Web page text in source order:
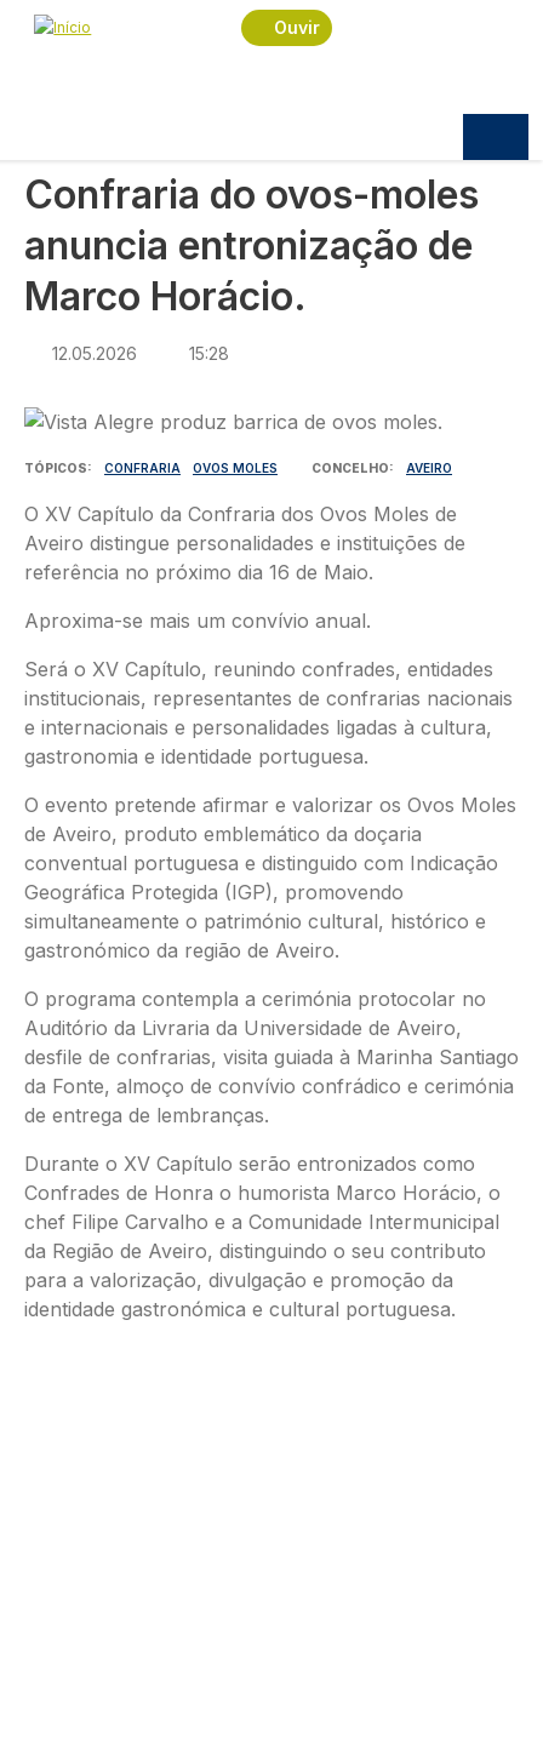
Passar para o conteúdo principal
Ouvir
Navegação estrutural
Início
Sociedade
Confraria do ovos-moles anuncia entronização de
Confraria do ovos-moles
anuncia entronização de
Marco Horácio.
12.05.2026 15:28
Imagem
TÓPICOS CONFRARIA OVOS MOLES CONCELHO AVEIRO
O XV Capítulo da Confraria dos Ovos Moles de
Aveiro distingue personalidades e instituições de
referência no próximo dia 16 de Maio.
Aproxima-se mais um convívio anual.
Será o XV Capítulo, reunindo confrades, entidades
institucionais, representantes de confrarias nacionais
e internacionais e personalidades ligadas à cultura,
gastronomia e identidade portuguesa.
O evento pretende afirmar e valorizar os Ovos Moles
de Aveiro, produto emblemático da doçaria
conventual portuguesa e distinguido com Indicação
Geográfica Protegida (IGP), promovendo
simultaneamente o património cultural, histórico e
gastronómico da região de Aveiro.
O programa contempla a cerimónia protocolar no
Auditório da Livraria da Universidade de Aveiro,
desfile de confrarias, visita guiada à Marinha Santiago
da Fonte, almoço de convívio confrádico e cerimónia
de entrega de lembranças.
Durante o XV Capítulo serão entronizados como
Confrades de Honra o humorista Marco Horácio, o
chef Filipe Carvalho e a Comunidade Intermunicipal
da Região de Aveiro, distinguindo o seu contributo
para a valorização, divulgação e promoção da
identidade gastronómica e cultural portuguesa.